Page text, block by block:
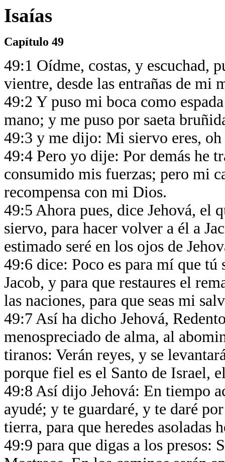
Isaías
Capítulo 49
49:1 Oídme, costas, y escuchad,
vientre, desde las entrañas de
49:2 Y puso mi boca como
mano; y me puso por saeta
49:3 y me dijo: Mi siervo eres,
49:4 Pero yo dije: Por demás he
consumido mis fuerzas; pero mi
recompensa con mi Dios.
49:5 Ahora pues, dice Jehová, el
siervo, para hacer volver a él a
estimado seré en los ojos de
49:6 dice: Poco es para mí que
Jacob, y para que restaures el
las naciones, para que seas mi
49:7 Así ha dicho Jehová,
menospreciado de alma, al
tiranos: Verán reyes, y se
porque fiel es el Santo de Israel,
49:8 Así dijo Jehová: En tiempo
ayudé; y te guardaré, y te daré
tierra, para que heredes asoladas
49:9 para que digas a los presos: